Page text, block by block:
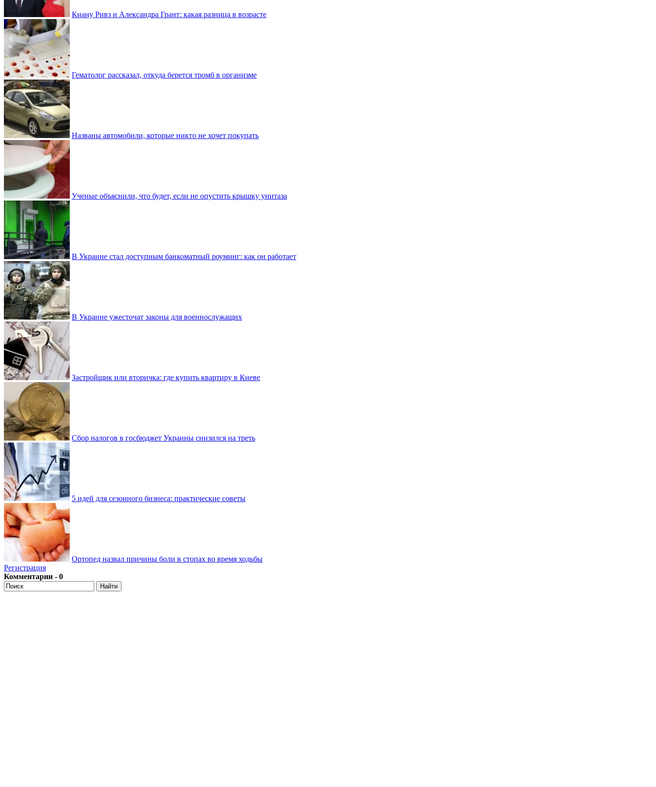
Киану Ривз и Александра Грант: какая разница в возрасте
Гематолог рассказал, откуда берется тромб в организме
Названы автомобили, которые никто не хочет покупать
Ученые объяснили, что будет, если не опустить крышку унитаза
В Украине стал доступным банкоматный роуминг: как он работает
В Украине ужесточат законы для военнослужащих
Застройщик или вторичка: где купить квартиру в Киеве
Сбор налогов в госбюджет Украины снизился на треть
5 идей для сезонного бизнеса: практические советы
Ортопед назвал причины боли в стопах во время ходьбы
Регистрация
Комментарии - 0